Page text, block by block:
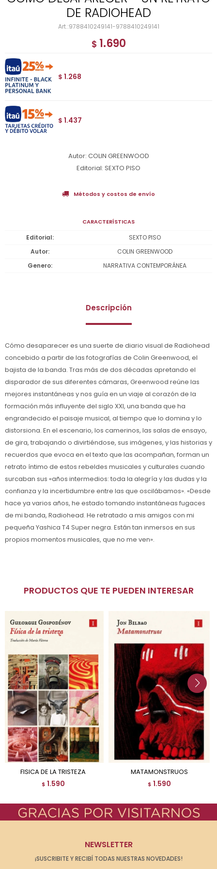
DE RADIOHEAD
9788410249141-9788410249141
$ 1.690
$ 1.268
$ 1.437
Autor: COLIN GREENWOOD
Editorial: SEXTO PISO
Métodos y costos de envío
CARACTERÍSTICAS
Editorial
SEXTO PISO
Autor
COLIN GREENWOOD
Genero
NARRATIVA CONTEMPORÁNEA
Descripción
Cómo desaparecer es una suerte de diario visual de Radiohead
concebido a partir de las fotografías de Colin Greenwood, el
bajista de la banda. Tras más de dos décadas apretando el
disparador de sus diferentes cámaras, Greenwood reúne las
mejores instantáneas y nos guía en un viaje al corazón de la
formación más influyente del siglo XXI, una banda que ha
engrandecido el paisaje musical, al tiempo que lo domina y lo
distorsiona. En el escenario, los camerinos, las salas de ensayo,
de gira, trabajando o divirtiéndose, sus imágenes, y las historias y
recuerdos que evoca en el texto que las acompañan, forman un
retrato íntimo de estos rebeldes musicales y culturales cuando
surcaban sus «años intermedios: toda la alegría y las dudas y la
confianza y la incertidumbre entre las que oscilábamos». «Desde
hace ya varios años, he estado tomando instantáneas fugaces
de mi banda, Radiohead. He retratado a mis amigos con mi
pequeña Yashica T4 Super negra. Están tan inmersos en sus
propios momentos musicales, que no me ven».
PRODUCTOS QUE TE PUEDEN INTERESAR
FISICA DE LA TRISTEZA
$ 1.590
MATAMONSTRUOS
$ 1.590
NEWSLETTER
¡SUSCRIBITE Y RECIBÍ TODAS NUESTRAS NOVEDADES!